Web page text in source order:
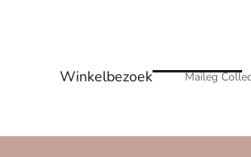
Winkelbezoek Maileg